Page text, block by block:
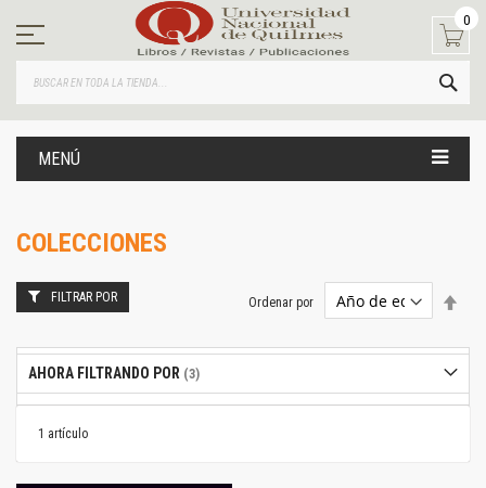
contenido
0
MENÚ
COLECCIONES
1 artículo
Ordenar por
FILTRAR POR
AHORA FILTRANDO POR